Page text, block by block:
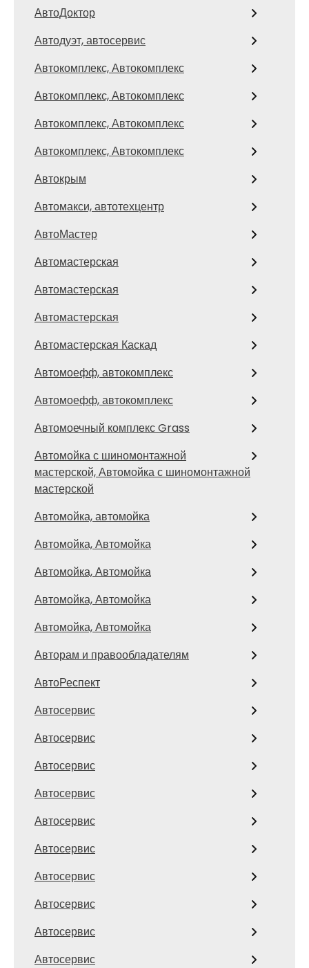
АвтоДоктор
Автодуэт, автосервис
Автокомплекс, Автокомплекс
Автокомплекс, Автокомплекс
Автокомплекс, Автокомплекс
Автокомплекс, Автокомплекс
Автокрым
Автомакси, автотехцентр
АвтоМастер
Автомастерская
Автомастерская
Автомастерская
Автомастерская Каскад
Автомоефф, автокомплекс
Автомоефф, автокомплекс
Автомоечный комплекс Grass
Автомойка с шиномонтажной
мастерской, Автомойка с шиномонтажной
мастерской
Автомойка, автомойка
Автомойка, Автомойка
Автомойка, Автомойка
Автомойка, Автомойка
Автомойка, Автомойка
Авторам и правообладателям
АвтоРеспект
Автосервис
Автосервис
Автосервис
Автосервис
Автосервис
Автосервис
Автосервис
Автосервис
Автосервис
Автосервис